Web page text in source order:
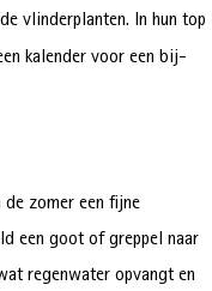
vlinderplanten. In hun top
kalender voor een bij-
zomer een fijne
een goot of greppel naar
regenwater opvangt en